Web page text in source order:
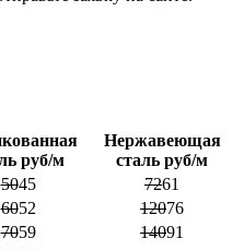
руб/м
Нержавеющая
сталь руб/м
5045 7261
6052 12076
7059 14091